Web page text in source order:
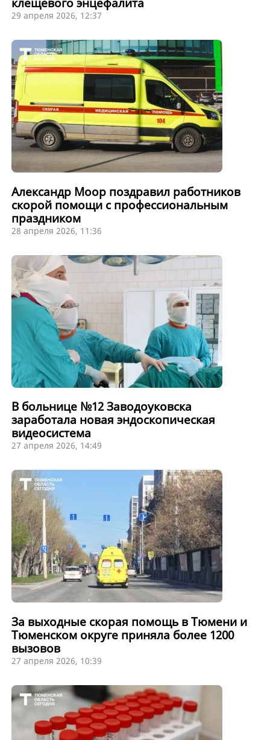
29 апреля 2026, 12:37
Александр Моор поздравил работников
скорой помощи с профессиональным
праздником
28 апреля 2026, 11:36
В больнице №12 Заводоуковска
заработала новая эндоскопическая
видеосистема
27 апреля 2026, 14:49
За выходные скорая помощь в Тюмени и
Тюменском округе приняла более 1200
вызовов
27 апреля 2026, 10:39